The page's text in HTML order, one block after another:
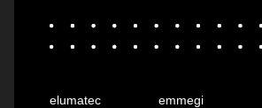
elumatec emmegi